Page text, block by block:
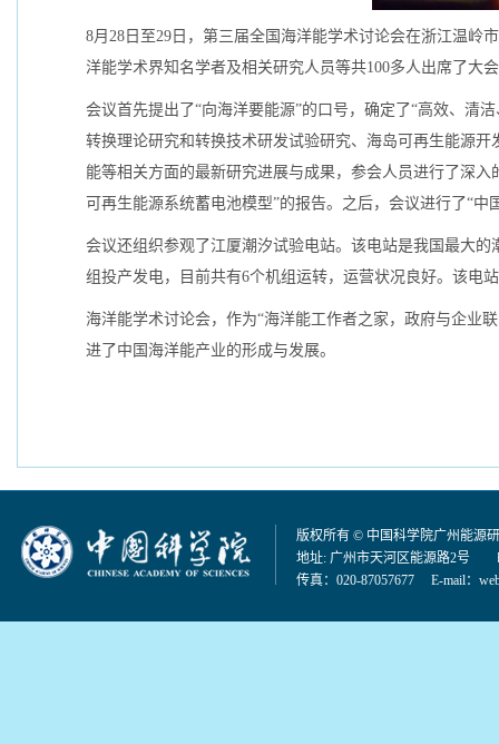
8月28日至29日，第三届全国海洋能学术讨论会在浙江温岭
洋能学术界知名学者及相关研究人员等共100多人出席了大
会议首先提出了“向海洋要能源”的口号，确定了“高效、清
转换理论研究和转换技术研发试验研究、海岛可再生能源
能等相关方面的最新研究进展与成果，参会人员进行了深
可再生能源系统蓄电池模型”的报告。之后，会议进行了“
会议还组织参观了江厦潮汐试验电站。该电站是我国最大
组投产发电，目前共有6个机组运转，运营状况良好。该电
海洋能学术讨论会，作为“海洋能工作者之家，政府与企业
进了中国海洋能产业的形成与发展。
版权所有 © 中国科学院广州能源
地址: 广州市天河区能源路2号
传真：020-87057677 E-mail：